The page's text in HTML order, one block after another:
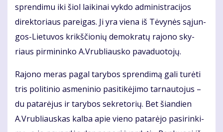
spren­di­mu iki šiol lai­ki­nai vyk­do administracijos
direkto­riaus pa­rei­gas. Ji yra vie­na iš Tė­vy­nės są­jun­
gos-Lie­tu­vos krikš­čio­nių de­mok­ra­tų ra­jo­no sky­
riaus pir­mi­nin­ko A.Vrub­liaus­ko pa­va­duo­to­jų.
Ra­jo­no me­ras pa­gal ta­ry­bos spren­di­mą ga­li tu­rė­ti
tris po­li­ti­nio as­me­ni­nio pa­si­ti­kė­ji­mo tar­nau­to­jus –
du pa­ta­rė­jus ir ta­ry­bos sek­re­to­rių. Bet šian­dien
A.Vrub­liaus­kas kal­ba apie vie­no pa­ta­rė­jo pa­si­rin­ki­